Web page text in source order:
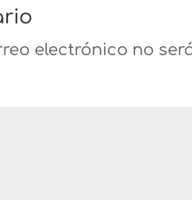
electrónico no